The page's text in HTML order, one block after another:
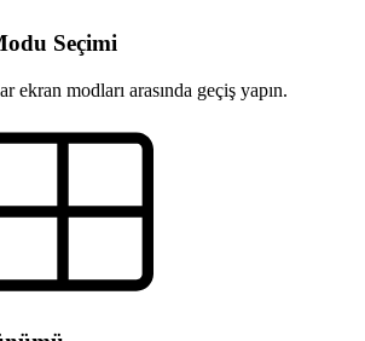
Seçimi
ekran modları arasında geçiş yapın.